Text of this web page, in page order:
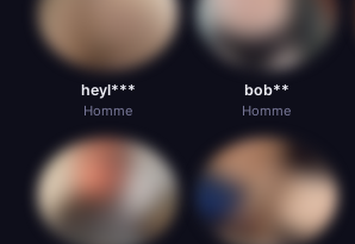
heyl***
Homme
bob**
Homme